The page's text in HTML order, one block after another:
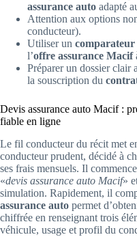
assurance auto adapté
Attention aux options
conducteur).
Utiliser un comparateur
l’offre assurance Macif
Préparer un dossier clair
la souscription du
Devis assurance auto Macif :
fiable en ligne
Le fil conducteur du récit met
conducteur prudent, décidé à
ses frais mensuels. Il
«devis assurance auto Macif»
simulation. Rapidement, il
assurance auto permet
chiffrée en renseignant trois
véhicule, usage et profil du